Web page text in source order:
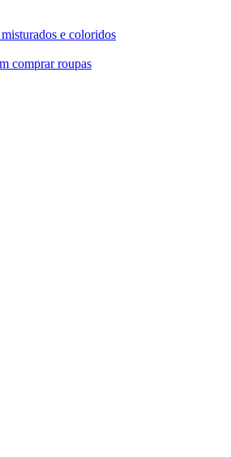
e coloridos
comprar roupas